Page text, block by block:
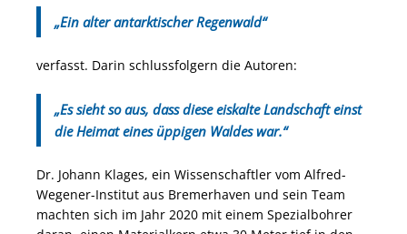
„Ein alter antarktischer Regenwald“
verfasst. Darin schlussfolgern die Autoren:
„Es sieht so aus, dass diese eiskalte Landschaft einst
die Heimat eines üppigen Waldes war.“
Dr. Johann Klages, ein Wissenschaftler vom Alfred-
Wegener-Institut aus Bremerhaven und sein Team
machten sich im Jahr 2020 mit einem Spezialbohrer